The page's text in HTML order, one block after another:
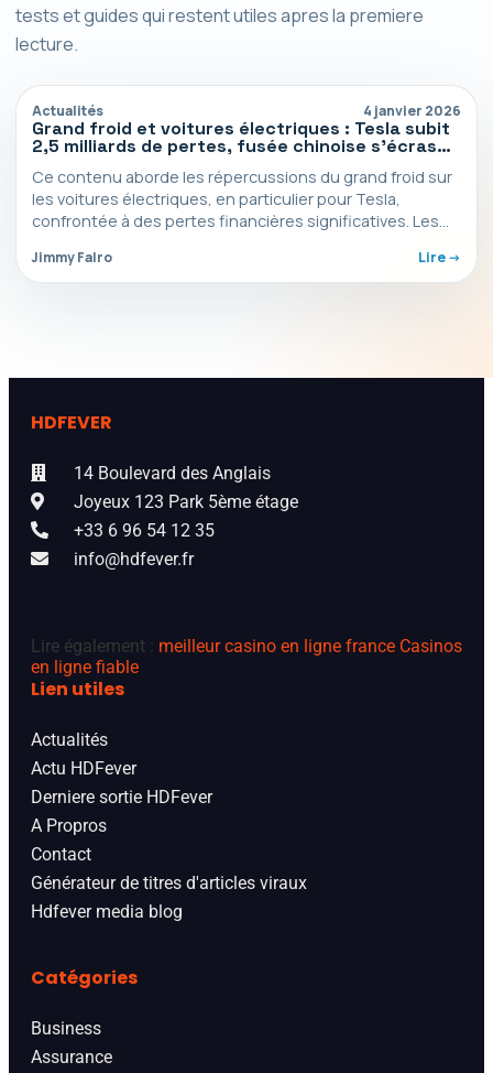
tests et guides qui restent utiles apres la premiere
lecture.
Actualités 4 janvier 2026
Grand froid et voitures électriques : Tesla subit
2,5 milliards de pertes, fusée chinoise s’écrase
— le point complet de la semaine
Ce contenu aborde les répercussions du grand froid sur
les voitures électriques, en particulier pour Tesla,
confrontée à des pertes financières significatives. Les
Jimmy Falro Lire ->
HDFEVER
14 Boulevard des Anglais
Joyeux 123 Park 5ème étage
+33 6 96 54 12 35
info@hdfever.fr
Lire également : meilleur casino en ligne france Casinos
en ligne fiable
Lien utiles
Actualités
Actu HDFever
Derniere sortie HDFever
A Propros
Contact
Générateur de titres d'articles viraux
Hdfever media blog
Catégories
Business
Assurance